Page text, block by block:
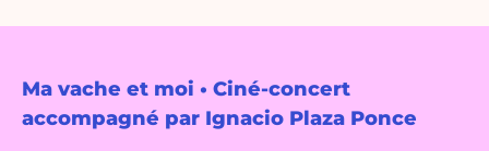
Ma vache et moi • Ciné-concert
accompagné par Ignacio Plaza Ponce